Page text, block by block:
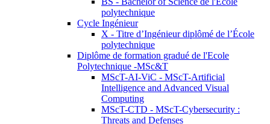
polytechnique
Cycle Ingénieur
X - Titre d’Ingénieur diplômé de l’École
polytechnique
Diplôme de formation gradué de l'Ecole
Polytechnique -MSc&T
MScT-AI-ViC - MScT-Artificial
Intelligence and Advanced Visual
Computing
MScT-CTD - MScT-Cybersecurity :
Threats and Defenses